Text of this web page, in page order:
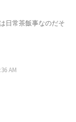
日常茶飯事なのだそ
AM